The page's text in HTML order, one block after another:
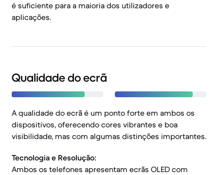
é suficiente para a maioria dos utilizadores e
aplicações.
Qualidade do ecrã
A qualidade do ecrã é um ponto forte em ambos os
dispositivos, oferecendo cores vibrantes e boa
visibilidade, mas com algumas distinções importantes.
Tecnologia e Resolução:
Ambos os telefones apresentam ecrãs OLED com